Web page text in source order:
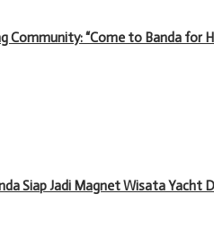
Community: “Come to Banda for
Siap Jadi Magnet Wisata Yacht